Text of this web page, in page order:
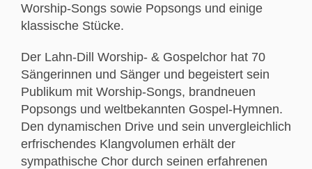
Worship-Songs sowie Popsongs und einige
klassische Stücke.
Der Lahn-Dill Worship- & Gospelchor hat 70
Sängerinnen und Sänger und begeistert sein
Publikum mit Worship-Songs, brandneuen
Popsongs und weltbekannten Gospel-Hymnen.
Den dynamischen Drive und sein unvergleichlich
erfrischendes Klangvolumen erhält der
sympathische Chor durch seinen erfahrenen